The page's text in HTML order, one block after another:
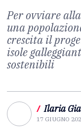
Per ovviare
una
crescita il
isole
sostenibili
/ Ilaria
17 GIUGNO